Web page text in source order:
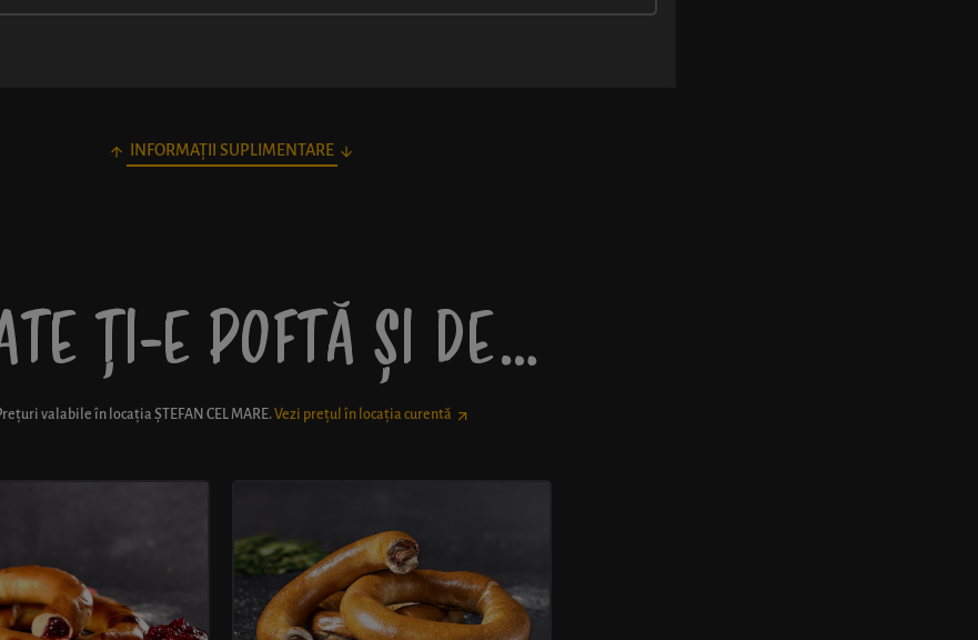
INFORMAȚII SUPLIMENTARE
ȚI-E POFTĂ ȘI DE…
valabile în locația ȘTEFAN CEL MARE. Vezi prețul în locația curentă